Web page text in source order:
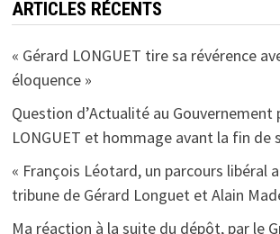
ARTICLES RÉCENTS
« Gérard LONGUET tire sa révérence
éloquence »
Question d’Actualité au Gouvernement
LONGUET et hommage avant la fin de
« François Léotard, un parcours libéral
tribune de Gérard Longuet et Alain
Ma réaction à la suite du dépôt, par le